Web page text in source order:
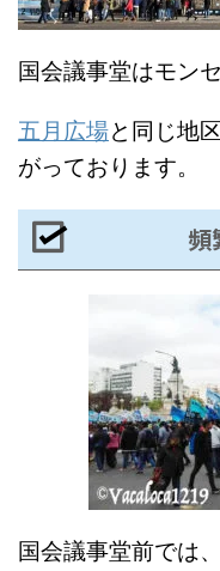
国会議事堂はモン
五月広場と同じ地
がっております。
頻
国会議事堂前では